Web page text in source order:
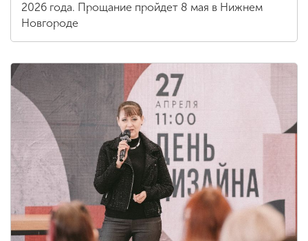
2026 года. Прощание пройдет 8 мая в Нижнем
Новгороде